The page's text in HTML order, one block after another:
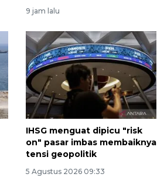
9 jam lalu
IHSG menguat dipicu "risk
on" pasar imbas membaiknya
tensi geopolitik
5 Agustus 2026 09:33
positif perekonomian
08-05 15:00:00